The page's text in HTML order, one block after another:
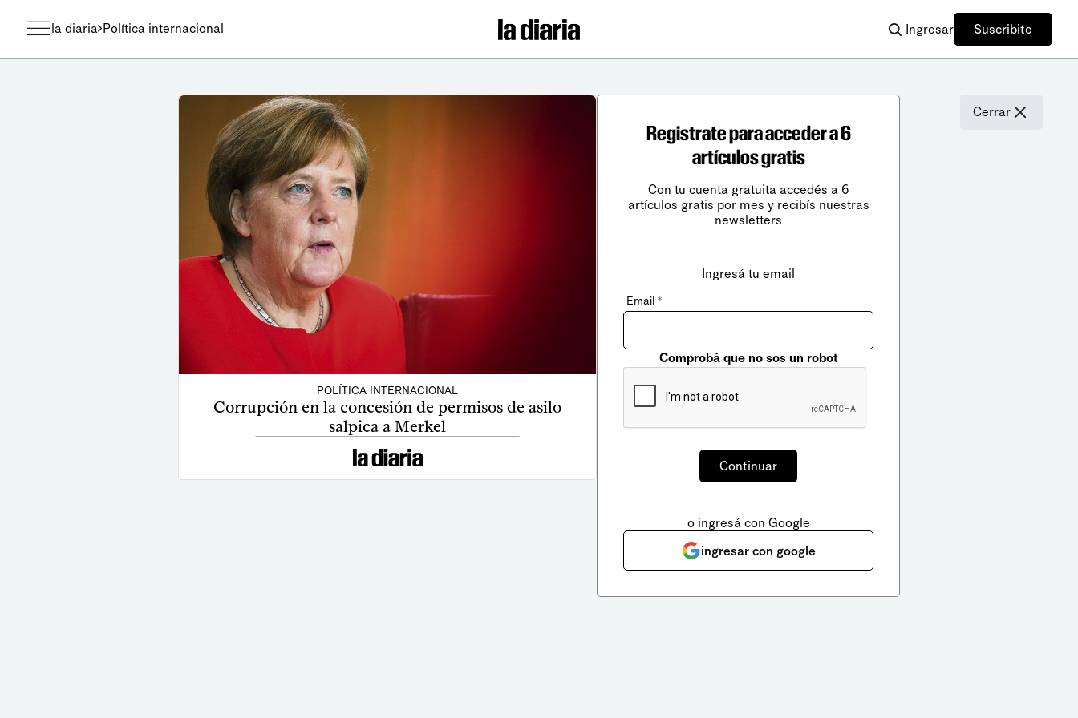
la diaria Política internacional Ingresar Suscribite
POLÍTICA INTERNACIONAL
Corrupción en la concesión de permisos de asilo
salpica a Merkel
Cerrar
Registrate para acceder a 6
artículos gratis
Con tu cuenta gratuita accedés a 6
artículos gratis por mes y recibís nuestras
newsletters
Ingresá tu email
Email *
Comprobá que no sos un robot
o ingresá con Google
ingresar con google